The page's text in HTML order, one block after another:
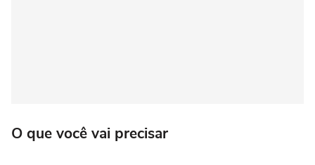
O que você vai precisar